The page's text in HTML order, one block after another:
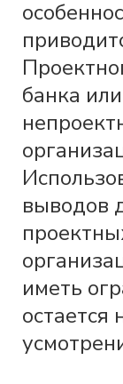
банка
выводов
иметь
остается